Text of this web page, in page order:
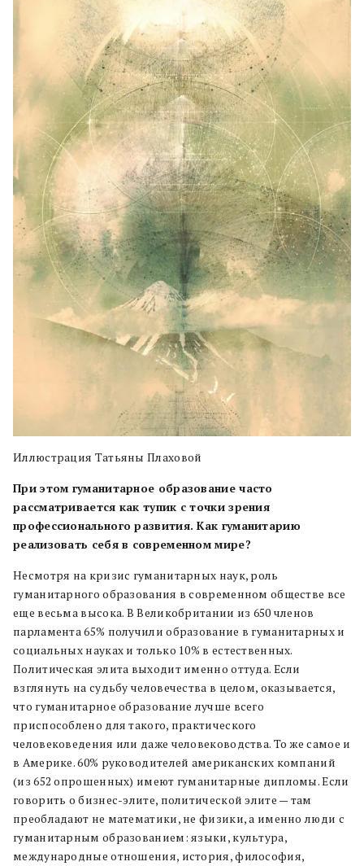
Иллюстрация Татьяны Плаховой
При этом гуманитарное образование часто
рассматривается как тупик с точки зрения
профессионального развития. Как гуманитарию
реализовать себя в современном мире?
Несмотря на кризис гуманитарных наук, роль
гуманитарного образования в современном обществе все
еще весьма высока. В Великобритании из 650 членов
парламента 65% получили образование в гуманитарных и
социальных науках и только 10% в естественных.
Политическая элита выходит именно оттуда. Если
взглянуть на судьбу человечества в целом, оказывается,
что гуманитарное образование лучше всего
приспособлено для такого, практического
человековедения или даже человеководства. То же самое и
в Америке. 60% руководителей американских компаний
(из 652 опрошенных) имеют гуманитарные дипломы. Если
говорить о бизнес-элите, политической элите — там
преобладают не математики, не физики, а именно люди с
гуманитарным образованием: языки, культура,
международные отношения, история, философия,